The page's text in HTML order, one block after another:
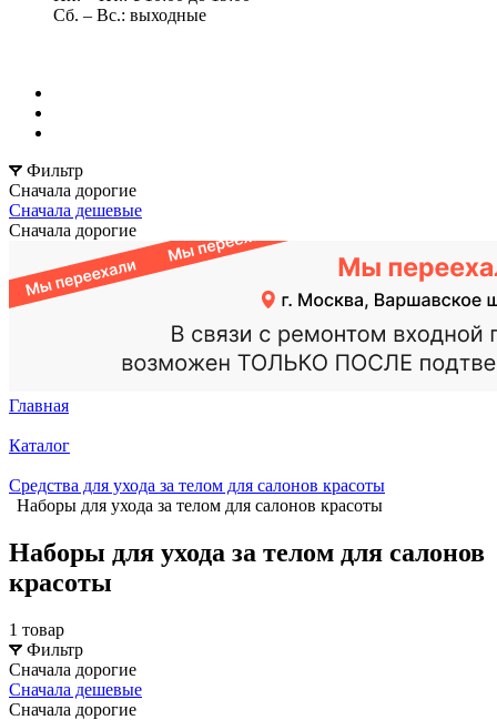
Сб. – Вс.: выходные
Фильтр
Сначала дорогие
Сначала дешевые
Сначала дорогие
Главная
Каталог
Средства для ухода за телом для салонов красоты
Наборы для ухода за телом для салонов красоты
Наборы для ухода за телом для салонов
красоты
1 товар
Фильтр
Сначала дорогие
Сначала дешевые
Сначала дорогие